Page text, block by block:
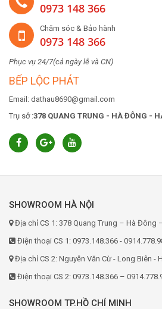
0973 148 366
Chăm sóc & Bảo hành
0973 148 366
Phục vụ 24/7(cả ngày lễ và CN)
BẾP LỘC PHÁT
Email: dathau8690@gmail.com
Trụ sở :378 QUANG TRUNG - HÀ ĐÔNG -
SHOWROOM HÀ NỘI
Địa chỉ CS 1: 378 Quang Trung – Hà Đông
Điện thoại CS 1: 0973.148.366 -
Địa chỉ CS 2: Nguyễn Văn Cừ - Long Biên -
Điện thoại CS 2: 0973.148.366 –
SHOWROOM TP.HỒ CHÍ MINH